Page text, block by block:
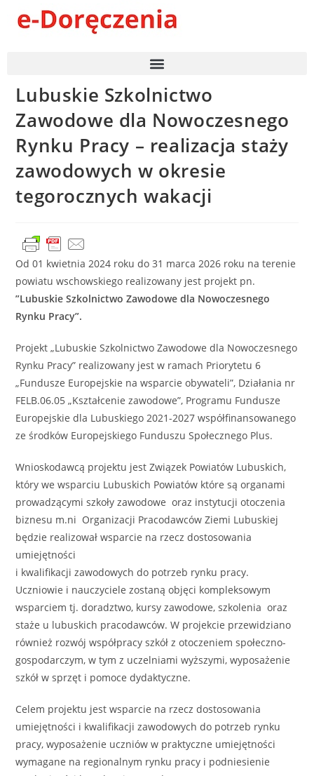
Lubuskie Szkolnictwo
Zawodowe dla Nowoczesnego
Rynku Pracy – realizacja staży
zawodowych w okresie
tegorocznych wakacji
Od 01 kwietnia 2024 roku do 31 marca 2026 roku na terenie
powiatu wschowskiego realizowany jest projekt pn.
”Lubuskie Szkolnictwo Zawodowe dla Nowoczesnego
Rynku Pracy”.
Projekt „Lubuskie Szkolnictwo Zawodowe dla Nowoczesnego
Rynku Pracy” realizowany jest w ramach Priorytetu 6
„Fundusze Europejskie na wsparcie obywateli”, Działania nr
FELB.06.05 „Kształcenie zawodowe”, Programu Fundusze
Europejskie dla Lubuskiego 2021-2027 współfinansowanego
ze środków Europejskiego Funduszu Społecznego Plus.
Wnioskodawcą projektu jest Związek Powiatów Lubuskich,
który we wsparciu Lubuskich Powiatów które są organami
prowadzącymi szkoły zawodowe oraz instytucji otoczenia
biznesu m.ni Organizacji Pracodawców Ziemi Lubuskiej
będzie realizował wsparcie na rzecz dostosowania
umiejętności
i kwalifikacji zawodowych do potrzeb rynku pracy.
Uczniowie i nauczyciele zostaną objęci kompleksowym
wsparciem tj. doradztwo, kursy zawodowe, szkolenia oraz
staże u lubuskich pracodawców. W projekcie przewidziano
również rozwój współpracy szkół z otoczeniem społeczno-
gospodarczym, w tym z uczelniami wyższymi, wyposażenie
szkół w sprzęt i pomoce dydaktyczne.
Celem projektu jest wsparcie na rzecz dostosowania
umiejętności i kwalifikacji zawodowych do potrzeb rynku
pracy, wyposażenie uczniów w praktyczne umiejętności
wymagane na regionalnym rynku pracy i podniesienie